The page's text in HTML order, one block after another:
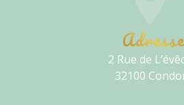
Adresse
2 Rue de
32100